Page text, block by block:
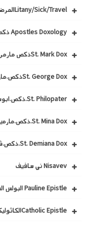
Litany/Sick/Travelالمرضي/المسافرين
Apostles Doxology ذكص الرسل
St. Mark Doxذكص مارمرقس
St. George Doxذكص.مارجرجس
St. Philopater.ذكص.ابوسيفين
St. Mina Dox.ذكص.مارمينا
St. Demiana Dox.ذكص.ش.دميانه
Nisavev ني سافيف
Pauline Epistle البولس السنوي
Catholic Epistleالكاثوليكون سنوي